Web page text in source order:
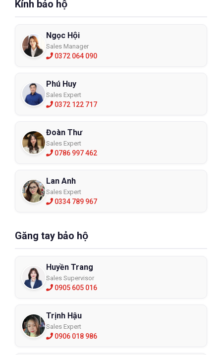
Kính bảo hộ
Ngọc Hội
Sales Manager
0372 064 090
Phú Huy
Sales Expert
0372 122 717
Đoàn Thư
Sales Expert
0786 997 462
Lan Anh
Sales Expert
0334 789 967
Găng tay bảo hộ
Huyền Trang
Sales Supervisor
0905 605 016
Trịnh Hậu
Sales Expert
0906 018 986